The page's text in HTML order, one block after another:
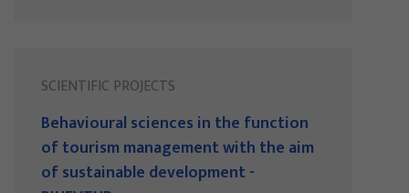
SCIENTIFIC PROJECTS
Behavioural sciences in the function
of tourism management with the aim
of sustainable development -